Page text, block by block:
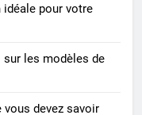
pour votre
les modèles de
devez savoir